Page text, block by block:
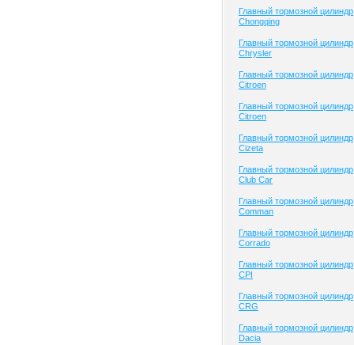
Главный тормозной цилиндр
Chongqing
Главный тормозной цилиндр
Chrysler
Главный тормозной цилиндр
Citroen
Главный тормозной цилиндр
Citroen
Главный тормозной цилиндр
Cizeta
Главный тормозной цилиндр
Club Сar
Главный тормозной цилиндр
Comman
Главный тормозной цилиндр
Corrado
Главный тормозной цилиндр
CPI
Главный тормозной цилиндр
CRG
Главный тормозной цилиндр
Dacia